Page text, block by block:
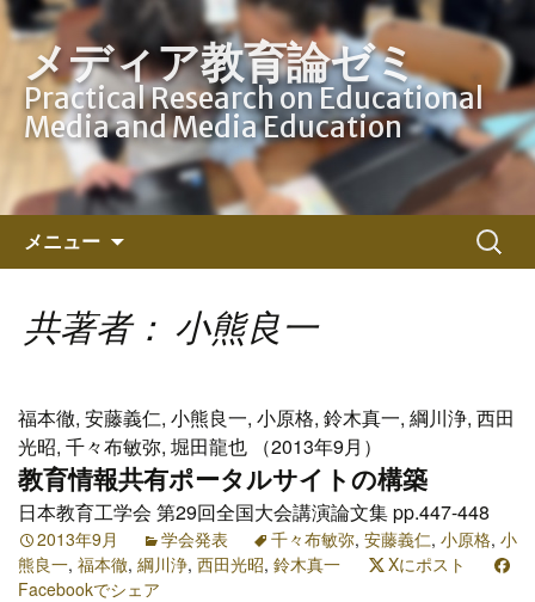
メディア教育論ゼミ
Practical Research on Educational
Media and Media Education
メニュー
ン
ツ
キ
ッ
プ
検
索:
共著者： 小熊良一
福本徹, 安藤義仁, 小熊良一, 小原格, 鈴木真一, 綱川浄, 西田
光昭, 千々布敏弥, 堀田龍也 （2013年9月）
教育情報共有ポータルサイトの構築
日本教育工学会 第29回全国大会講演論文集 pp.447-448
2013年9月 学会発表 千々布敏弥, 安藤義仁, 小原格, 小
熊良一, 福本徹, 綱川浄, 西田光昭, 鈴木真一
Xにポスト
Facebookでシェア